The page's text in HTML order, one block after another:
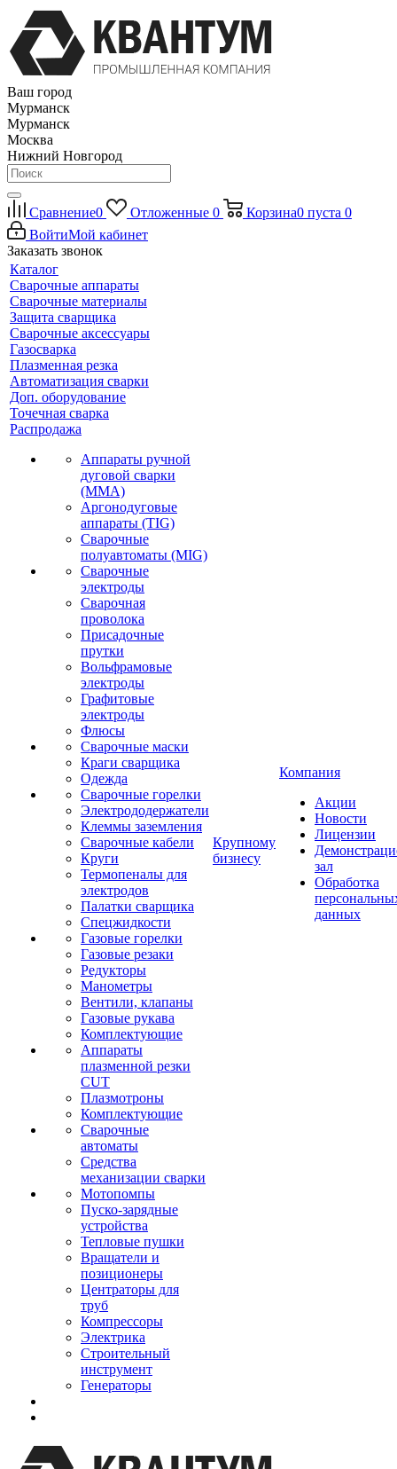
Ваш город
Мурманск
Мурманск
Москва
Нижний Новгород
Сравнение0 Отложенные 0 Корзина0 пуста 0
ВойтиМой кабинет
Заказать звонок
Каталог
Сварочные аппараты
Сварочные материалы
Защита сварщика
Сварочные аксессуары
Газосварка
Плазменная резка
Автоматизация сварки
Доп. оборудование
Точечная сварка
Распродажа
Аппараты ручной
дуговой сварки
(MMA)
Аргонодуговые
аппараты (TIG)
Сварочные
полуавтоматы (MIG)
Сварочные
электроды
Сварочная
проволока
Присадочные
прутки
Вольфрамовые
электроды
Графитовые
электроды
Флюсы
Сварочные маски
Краги сварщика
Одежда
Сварочные горелки
Электрододержатели
Клеммы заземления
Сварочные кабели
Круги
Термопеналы для
электродов
Палатки сварщика
Спецжидкости
Газовые горелки
Газовые резаки
Редукторы
Манометры
Вентили, клапаны
Газовые рукава
Комплектующие
Аппараты
плазменной резки
CUT
Плазмотроны
Комплектующие
Сварочные
автоматы
Средства
механизации сварки
Мотопомпы
Пуско-зарядные
устройства
Тепловые пушки
Вращатели и
позиционеры
Центраторы для
труб
Компрессоры
Электрика
Строительный
инструмент
Генераторы
Крупному
бизнесу
Компания
Акции
Новости
Лицензии
зал
Обработка
данных